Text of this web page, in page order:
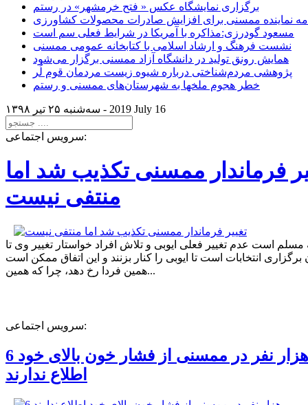
برگزاری نمایشگاه عکس « فتح خرمشهر» در رستم
نماینده ممسنی برای افزایش صادرات محصولات کشاورزی
مسعود گودرزی:مذاکره با آمریکا در شرایط فعلی سم است
نشست فرهنگ و ارشاد اسلامی با کتابخانه عمومی ممسنی
همایش رونق تولید در دانشگاه آزاد ممسنی برگزار می‌شود
پژوهشی مردم‌شناختی درباره شیوه زیست مردمان قوم لُر
خطر هجوم ملخها به شهرستان‌های ممسنی و رستم
سه‌شنبه ۲۵ تير ۱۳۹۸ - 2019 July 16
سرویس اجتماعی:
فرماندار ممسنی تکذیب شد اما
منتفی نیست
مسلم است عدم تغییر فعلی ایوبی و تلاش افراد خواستار تغییر وی تا
برگزاری انتخابات است تا ایوبی را کنار بزنند و این اتفاق ممکن است
همین فردا رخ دهد، چرا که همین...
سرویس اجتماعی:
6 هزار نفر در ممسنی از فشار خون بالای خود
اطلاع ندارند